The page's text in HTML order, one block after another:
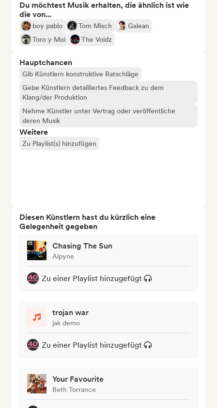
Du möchtest Musik erhalten, die ähnlich ist wie
die von...
boy pablo Tom Misch
Galean
Toro y Moi
The Voidz
Hauptchancen
Gib Künstlern konstruktive Ratschläge
Gebe Künstlern detailliertes Feedback zu dem
Klang/der Produktion
Nehme Künstler unter Vertrag oder veröffentliche
deren Musik
Weitere
Zu Playlist(s) hinzufügen
Diesen Künstlern hast du kürzlich eine
Gelegenheit gegeben
Chasing The Sun
Alpyne
Zu einer Playlist hinzugefügt
trojan war
jak demo
Zu einer Playlist hinzugefügt
Your Favourite
Beth Torrance